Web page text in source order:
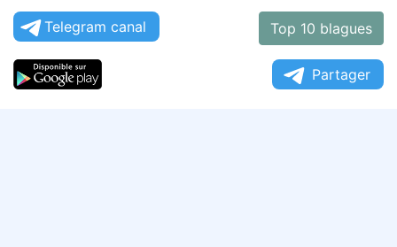
Telegram canal Top 10 blagues
Partager